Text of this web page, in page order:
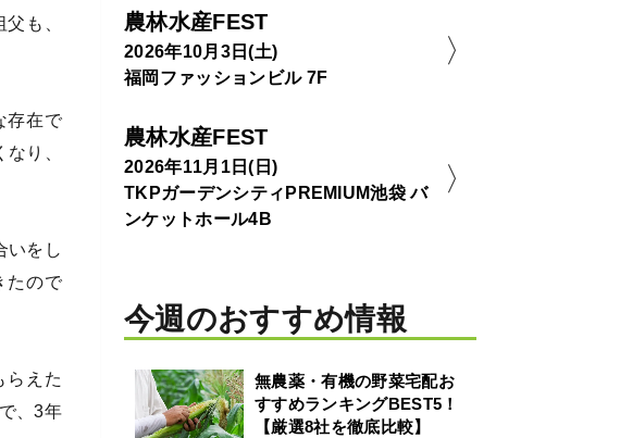
も、
存在で
り、
いをし
たので
らえた
、3年
農林水産FEST
2026年10月3日(土)
福岡ファッションビル 7F
農林水産FEST
2026年11月1日(日)
TKPガーデンシティPREMIUM池袋 バ
ンケットホール4B
今週のおすすめ情報
無農薬・有機の野菜宅配お
すすめランキングBEST5！
【厳選8社を徹底比較】